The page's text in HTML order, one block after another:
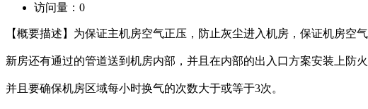
访问量： 0
【概要描述】 为保证主机房空气正压，防止灰尘进入机房，保证机房空
新房还有通过的管道送到机房内部，并且在内部的出入口方案安装上防
并且要确保机房区域每小时换气的次数大于或等于3次。